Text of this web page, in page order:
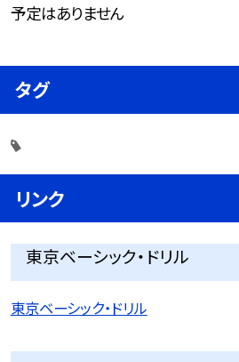
予定はありません
タグ
リンク
東京ベーシック・ドリル
東京ベーシック・ドリル